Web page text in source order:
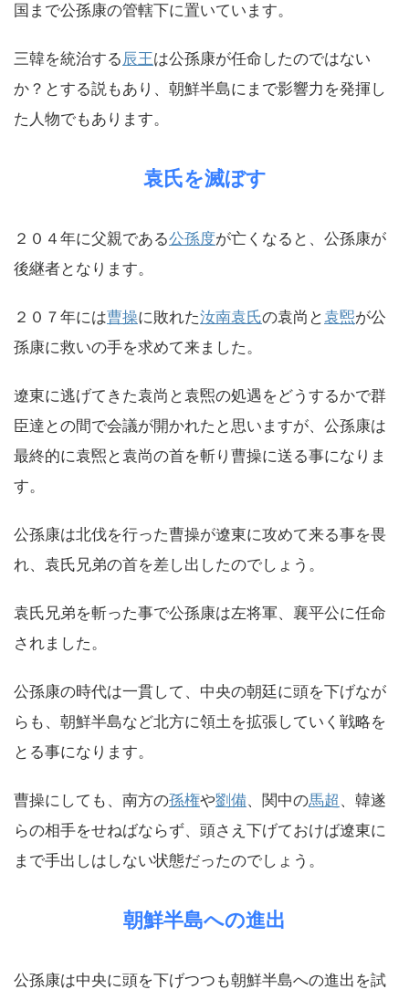
国まで公孫康の管轄下に置いています。
三韓を統治する辰王は公孫康が任命したのではない
か？とする説もあり、朝鮮半島にまで影響力を発揮し
た人物でもあります。
袁氏を滅ぼす
２０４年に父親である公孫度が亡くなると、公孫康が
後継者となります。
２０７年には曹操に敗れた汝南袁氏の袁尚と袁煕が公
孫康に救いの手を求めて来ました。
遼東に逃げてきた袁尚と袁煕の処遇をどうするかで群
臣達との間で会議が開かれたと思いますが、公孫康は
最終的に袁煕と袁尚の首を斬り曹操に送る事になりま
す。
公孫康は北伐を行った曹操が遼東に攻めて来る事を畏
れ、袁氏兄弟の首を差し出したのでしょう。
袁氏兄弟を斬った事で公孫康は左将軍、襄平公に任命
されました。
公孫康の時代は一貫して、中央の朝廷に頭を下げなが
らも、朝鮮半島など北方に領土を拡張していく戦略を
とる事になります。
曹操にしても、南方の孫権や劉備、関中の馬超 、韓遂
らの相手をせねばならず、頭さえ下げておけば遼東に
まで手出しはしない状態だったのでしょう。
朝鮮半島への進出
公孫康は中央に頭を下げつつも朝鮮半島への進出を試